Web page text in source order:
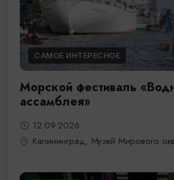
САМОЕ ИНТЕРЕСНОЕ
Морской фестиваль
ассамблея»
12.09.2026
Калининград, Музей Мирового